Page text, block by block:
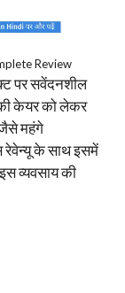
Review
पर सवेंदनशील
केयर को लेकर
महंगे
रेवेन्यू के साथ इसमें
व्यवसाय की